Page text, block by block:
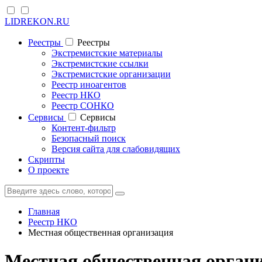
LIDREKON.RU
Реестры
Реестры
Экстремистские материалы
Экстремистские ссылки
Экстремистские организации
Реестр иноагентов
Реестр НКО
Реестр СОНКО
Cервисы
Cервисы
Контент-фильтр
Безопасный поиск
Версия сайта для слабовидящих
Скрипты
О проекте
Главная
Реестр НКО
Местная общественная организация